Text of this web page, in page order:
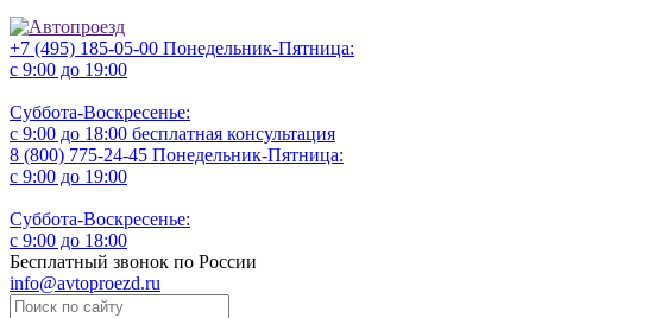
+7 (495) 185-05-00 Понедельник-Пятница:
с 9:00 до 19:00
Суббота-Воскресенье:
с 9:00 до 18:00 бесплатная консультация
8 (800) 775-24-45 Понедельник-Пятница:
с 9:00 до 19:00
Суббота-Воскресенье:
с 9:00 до 18:00
Бесплатный звонок по России
info@avtoproezd.ru